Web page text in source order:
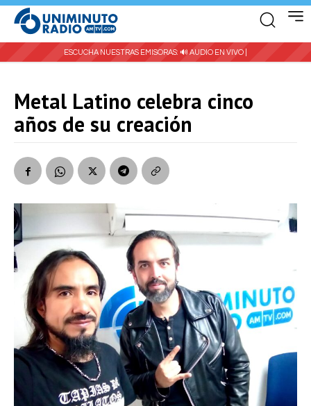
ESCUCHA NUESTRAS EMISORAS: 🔊 AUDIO EN VIVO |
Metal Latino celebra cinco
años de su creación